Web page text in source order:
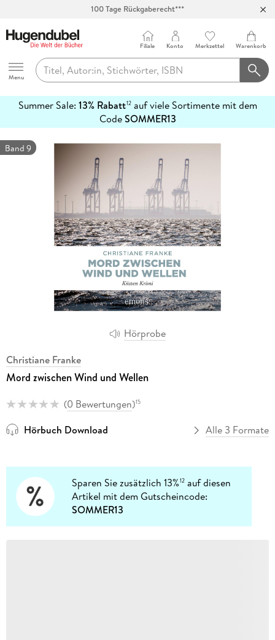
Hugendubel
Menu
Filiale Konto Merkzettel Warenkorb
Summer Sale: 13% Rabatt12auf viele Sortimente mit dem
CodeSOMMER13
erfahren
Hörprobe
Band 9
Christiane Franke
Mord zwischen Wind und Wellen
(0 Bewertungen)15
Hörbuch Download Alle 3 Formate
Sparen Sie zusätzlich 13%12 auf diesen
Artikel mit dem Gutscheincode:
SOMMER13